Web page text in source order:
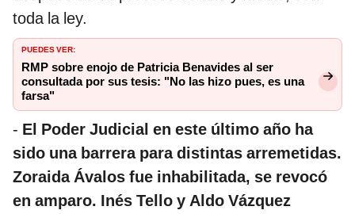
toda la ley.
PUEDES VER:
RMP sobre enojo de Patricia Benavides al ser
consultada por sus tesis: "No las hizo pues, es una
farsa"
- El Poder Judicial en este último año ha
sido una barrera para distintas arremetidas.
Zoraida Ávalos fue inhabilitada, se revocó
en amparo. Inés Tello y Aldo Vázquez